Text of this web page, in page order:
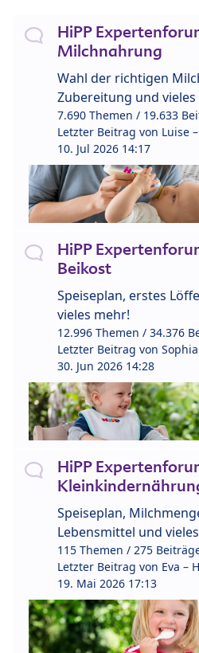
HiPP
Milchnahrung
Wahl der richtigen
Zubereitung und
7.690 Themen / 19.633
Letzter Beitrag von Luise
10. Jul 2026 14:17
HiPP
Beikost
Speiseplan, erstes
vieles mehr!
12.996 Themen / 34.376
Letzter Beitrag von
30. Jun 2026 14:28
HiPP
Speiseplan,
Lebensmittel und
115 Themen / 275
Letzter Beitrag von Eva –
19. Mai 2026 17:13